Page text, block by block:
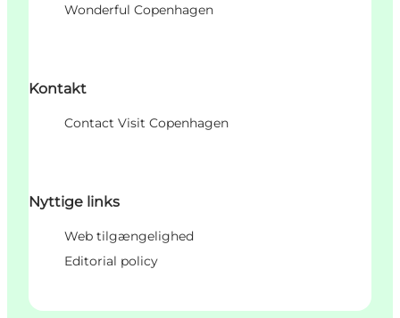
Wonderful Copenhagen
Kontakt
Contact Visit Copenhagen
Nyttige links
Web tilgængelighed
Editorial policy